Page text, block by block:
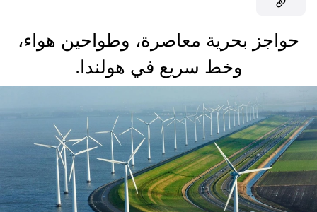
حواجز بحرية معاصرة، وطواحين هواء،
وخط سريع في هولندا.